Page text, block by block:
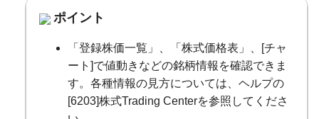
ポイント
「登録株価一覧」、「株式価格表」、[チャ
ート]で値動きなどの銘柄情報を確認できま
す。各種情報の見方については、ヘルプの
[6203]株式Trading Centerを参照してくださ